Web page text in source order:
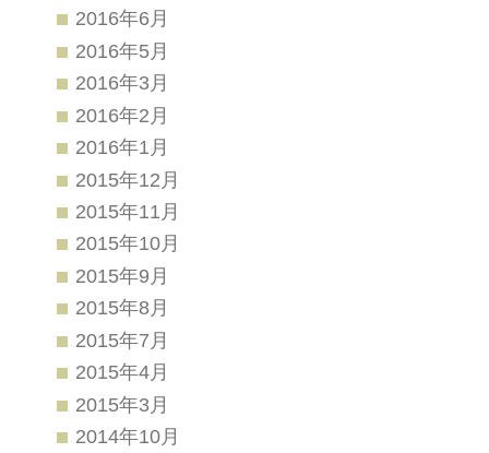
2016年6月
2016年5月
2016年3月
2016年2月
2016年1月
2015年12月
2015年11月
2015年10月
2015年9月
2015年8月
2015年7月
2015年4月
2015年3月
2014年10月